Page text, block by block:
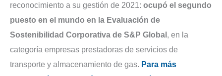
reconocimiento a su gestión de 2021: ocupó el segundo
puesto en el mundo en la Evaluación de
Sostenibilidad Corporativa de S&P Global , en la
categoría empresas prestadoras de servicios de
transporte y almacenamiento de gas. Para más